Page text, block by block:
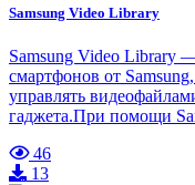
Samsung Video Library
Samsung Video Library
смартфонов от
управлять
гаджета.При помощи
46
13